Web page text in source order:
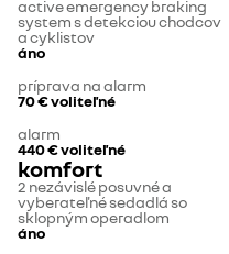
active emergency braking
system s detekciou chodcov
a cyklistov
áno
príprava na alarm
70 €voliteľné
alarm
440 €voliteľné
komfort
2 nezávislé posuvné a
vyberateľné sedadlá so
sklopným operadlom
áno